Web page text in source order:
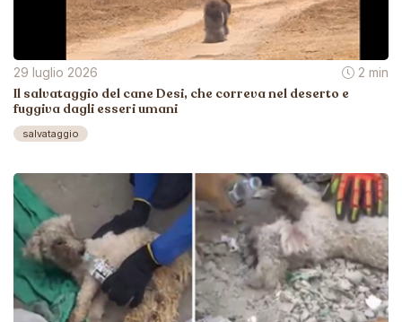
29 luglio 2026 2 min
Il salvataggio del cane Desi, che correva nel deserto e
fuggiva dagli esseri umani
salvataggio